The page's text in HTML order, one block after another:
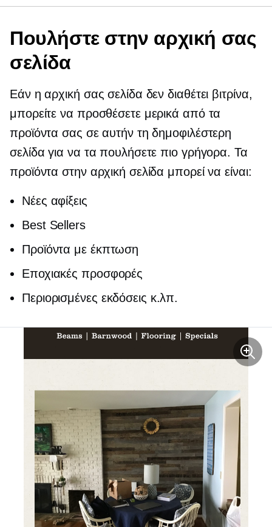
Πουλήστε στην αρχική σας
σελίδα
Εάν η αρχική σας σελίδα δεν διαθέτει βιτρίνα,
μπορείτε να προσθέσετε μερικά από τα
προϊόντα σας σε αυτήν τη δημοφιλέστερη
σελίδα για να τα πουλήσετε πιο γρήγορα. Τα
προϊόντα στην αρχική σελίδα μπορεί να είναι:
Νέες αφίξεις
Best Sellers
Προϊόντα με έκπτωση
Εποχιακές προσφορές
Περιορισμένες εκδόσεις κ.λπ.